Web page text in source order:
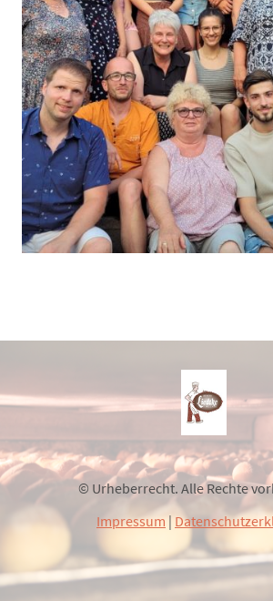
© Urheberrecht. Alle Rechte
Impressum |